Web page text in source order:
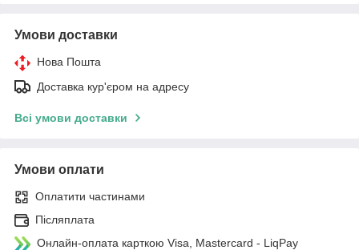
Умови доставки
Нова Пошта
Доставка кур'єром на адресу
Всі умови доставки
Умови оплати
Оплатити частинами
Післяплата
Онлайн-оплата карткою Visa, Mastercard - LiqPay